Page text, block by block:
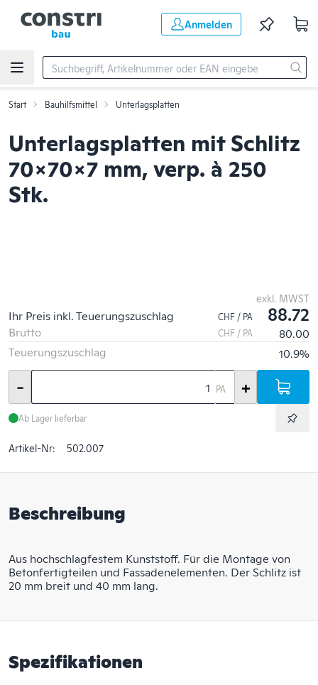
Anmelden
Start Bauhilfsmittel Unterlagsplatten
Unterlagsplatten mit Schlitz
70x70x7 mm, verp. à 250
Stk.
exkl. MWST
Ihr Preis inkl. Teuerungszuschlag CHF / PA 88.72
Brutto CHF / PA
80.00
Teuerungszuschlag
10.9%
- PA +
Ab Lager lieferbar
Artikel-Nr: 502.007
Beschreibung
Aus hochschlagfestem Kunststoff. Für die Montage von
Betonfertigteilen und Fassadenelementen. Der Schlitz ist
20 mm breit und 40 mm lang.
Spezifikationen